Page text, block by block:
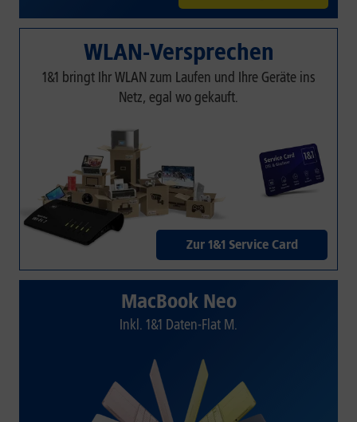
WLAN-Versprechen
1&1 bringt Ihr WLAN zum Laufen und Ihre Geräte ins
Netz, egal wo gekauft.
Zur 1&1 Service Card
MacBook Neo
Inkl. 1&1 Daten-Flat M.